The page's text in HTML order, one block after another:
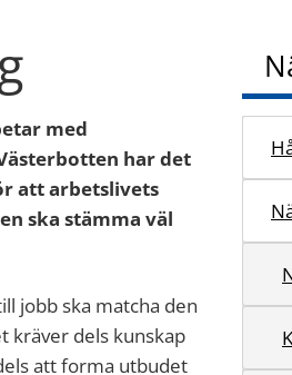
med
har det
att arbetslivets
ska stämma väl
jobb ska matcha den
kräver dels kunskap
att forma utbudet